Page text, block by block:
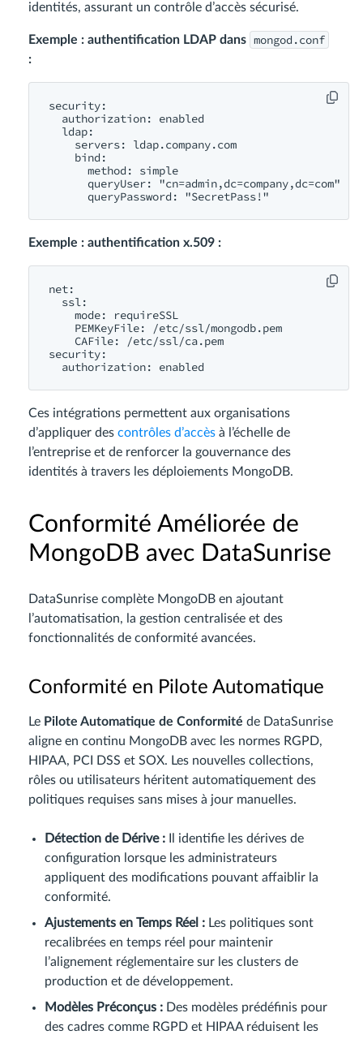
identités, assurant un contrôle d’accès sécurisé.
Exemple : authentification LDAP dans mongod.conf
:
security:
  authorization: enabled
  ldap:
    servers: ldap.company.com
    bind:
      method: simple
      queryUser: "cn=admin,dc=company,dc=com"
Exemple : authentification x.509 :
net:
  ssl:
    mode: requireSSL
    PEMKeyFile: /etc/ssl/mongodb.pem
    CAFile: /etc/ssl/ca.pem
security:
Ces intégrations permettent aux organisations
d’appliquer des contrôles d’accès à l’échelle de
l’entreprise et de renforcer la gouvernance des
identités à travers les déploiements MongoDB.
Conformité Améliorée de
MongoDB avec DataSunrise
DataSunrise complète MongoDB en ajoutant
l’automatisation, la gestion centralisée et des
fonctionnalités de conformité avancées.
Conformité en Pilote Automatique
Le Pilote Automatique de Conformité de DataSunrise
aligne en continu MongoDB avec les normes RGPD,
HIPAA, PCI DSS et SOX. Les nouvelles collections,
rôles ou utilisateurs héritent automatiquement des
politiques requises sans mises à jour manuelles.
Détection de Dérive : Il identifie les dérives de
configuration lorsque les administrateurs
appliquent des modifications pouvant affaiblir la
conformité.
Ajustements en Temps Réel : Les politiques sont
recalibrées en temps réel pour maintenir
l’alignement réglementaire sur les clusters de
production et de développement.
Modèles Préconçus : Des modèles prédéfinis pour
des cadres comme RGPD et HIPAA réduisent les